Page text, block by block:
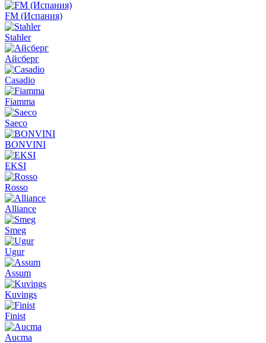
FM (Испания)
Stahler
Айсберг
Casadio
Fiamma
Saeco
BONVINI
EKSI
Rosso
Alliance
Smeg
Ugur
Assum
Kuvings
Finist
Aucma